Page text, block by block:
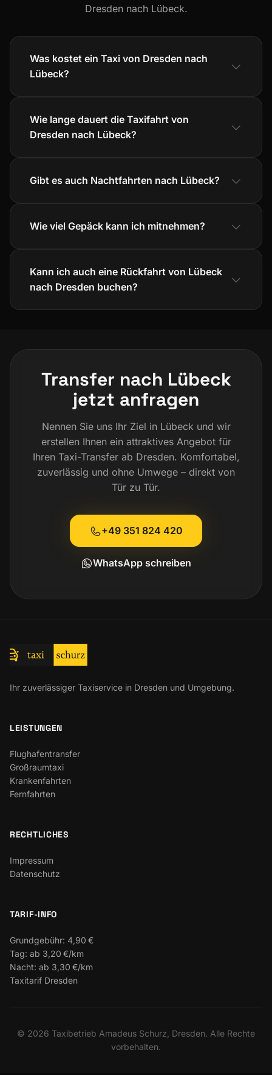
Dresden nach Lübeck.
Was kostet ein Taxi von Dresden nach
Lübeck?
Wie lange dauert die Taxifahrt von
Dresden nach Lübeck?
Gibt es auch Nachtfahrten nach Lübeck?
Wie viel Gepäck kann ich mitnehmen?
Kann ich auch eine Rückfahrt von Lübeck
nach Dresden buchen?
Transfer nach Lübeck
jetzt anfragen
Nennen Sie uns Ihr Ziel in Lübeck und wir
erstellen Ihnen ein attraktives Angebot für
Ihren Taxi-Transfer ab Dresden. Komfortabel,
zuverlässig und ohne Umwege – direkt von
Tür zu Tür.
+49 351 824 420
WhatsApp schreiben
Ihr zuverlässiger Taxiservice in Dresden und Umgebung.
LEISTUNGEN
Flughafentransfer
Großraumtaxi
Krankenfahrten
Fernfahrten
RECHTLICHES
Impressum
Datenschutz
TARIF-INFO
Grundgebühr: 4,90 €
Tag: ab 3,20 €/km
Nacht: ab 3,30 €/km
Taxitarif Dresden
© 2026 Taxibetrieb Amadeus Schurz, Dresden. Alle Rechte
vorbehalten.